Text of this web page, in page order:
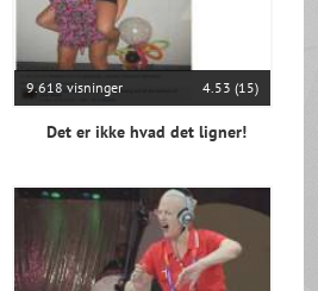
9.618 visninger 4.53 (15)
Det er ikke hvad det ligner!